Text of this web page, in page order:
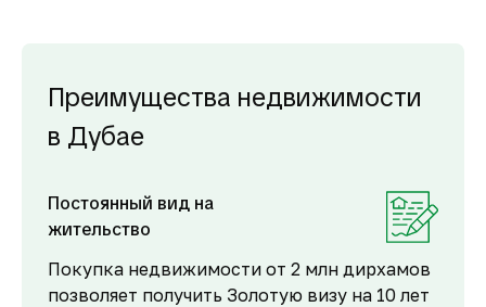
Преимущества недвижимости
в Дубае
Постоянный вид на
жительство
Покупка недвижимости от 2 млн дирхамов
позволяет получить Золотую визу на 10 лет